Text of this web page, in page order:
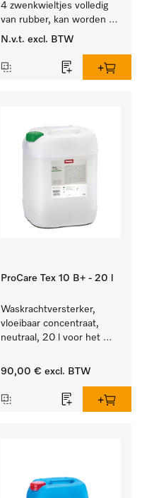
4 zwenkwieltjes volledig
van rubber, kan worden
vastgezet.
N.v.t. excl. BTW
ProCare Tex 10 B+ - 20 l
Waskrachtversterker,
vloeibaar concentraat,
neutraal, 20 l voor het
vetvlekken.
90,00 € excl. BTW